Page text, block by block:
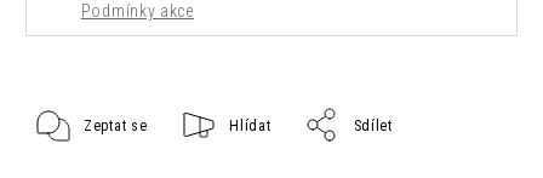
Podmínky akce
Zeptat se Hlídat Sdílet